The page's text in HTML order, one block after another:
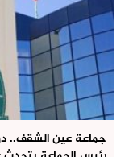
جماعة عين الشقف..